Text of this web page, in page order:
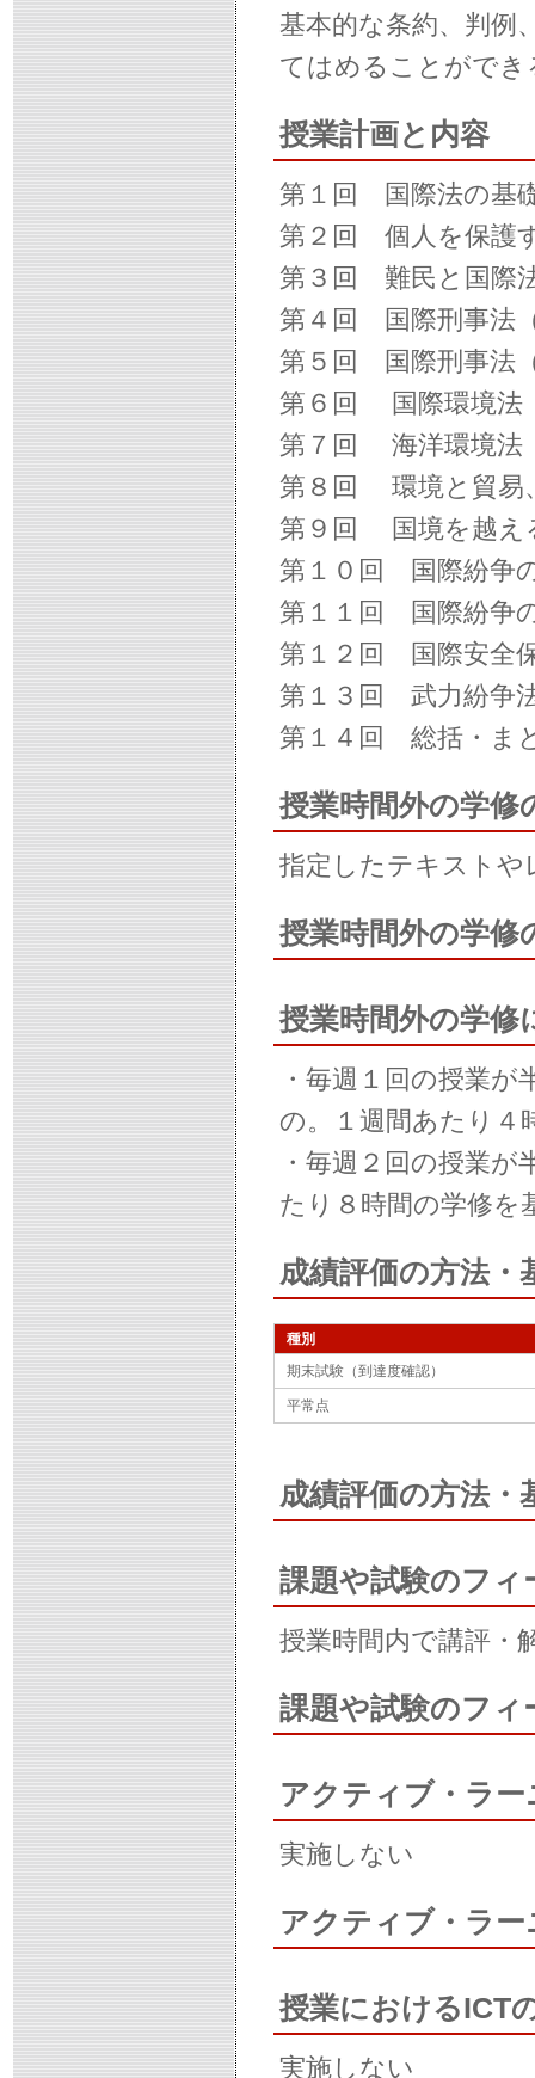
基本的な条約、判例
てはめることがで
授業計画と内容
第１回 国際法の基
第２回 個人を保護
第３回 難民と国際
第４回 国際刑事法
第５回 国際刑事法
第６回 国際環境法
第７回 海洋環境法
第８回 環境と貿易
第９回 国境を越え
第１０回 国際紛争
第１１回 国際紛争
第１２回 国際安全
第１３回 武力紛争
第１４回 総括・ま
授業時間外の学修
指定したテキストや
授業時間外の学修
授業時間外の学修
・毎週１回の授業
の。１週間あたり４
・毎週２回の授業
たり８時間の学修を
成績評価の方法・
種別
期末試験（到達度確認）
平常点
成績評価の方法・
課題や試験のフィ
授業時間内で講評・
課題や試験のフィ
アクティブ・ラ
実施しない
アクティブ・ラ
授業におけるICT
実施しない